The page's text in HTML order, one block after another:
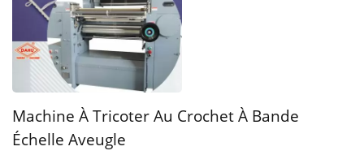
Machine À Tricoter Au Crochet À Bande
Échelle Aveugle